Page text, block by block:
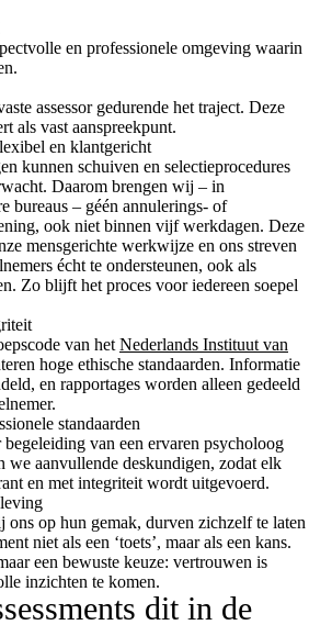
en professionele omgeving waarin
assessor gedurende het traject. Deze
als vast aanspreekpunt.
en klantgericht
kunnen schuiven en selectieprocedures
Daarom brengen wij – in
bureaus – géén annulerings- of
ook niet binnen vijf werkdagen. Deze
mensgerichte werkwijze en ons streven
écht te ondersteunen, ook als
Zo blijft het proces voor iedereen soepel
van het Nederlands Instituut van
hoge ethische standaarden. Informatie
en rapportages worden alleen gedeeld
standaarden
begeleiding van een ervaren psycholoog
we aanvullende deskundigen, zodat elk
en met integriteit wordt uitgevoerd.
ons op hun gemak, durven zichzelf te laten
niet als een ‘toets’, maar als een kans.
een bewuste keuze: vertrouwen is
inzichten te komen.
dit in de